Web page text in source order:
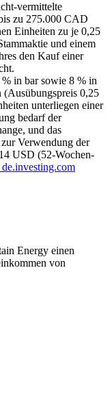
vermittelte
zu 275.000 CAD
Einheiten zu je 0,25
und einem
den Kauf einer
in bar sowie 8 % in
0,25
unterliegen einer
bedarf der
und das
Verwendung der
USD (52-Wochen-
Energy einen
von